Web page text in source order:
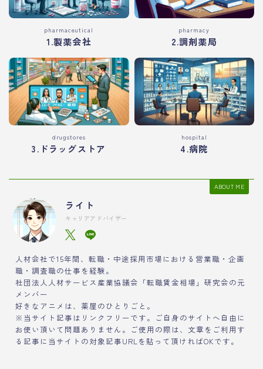
pharmaceutical
1.製薬会社
pharmacy
2.調剤薬局
drugstores
3.ドラッグストア
hospital
4.病院
ABOUT ME
ライト
キャリアアドバイザー
人材会社で15年間、転職・中途採用市場における営業職・企画
職・調査職の仕事を経験。
社団法人人材サービス産業協議会「転職賃金相場」研究会の元
メンバー
好きなアニメは、薬屋のひとりごと。
※当サイト記事はリンクフリーです。ご自身のサイトへ自由に
お使い頂いて問題ありません。ご使用の際は、文章をご利用す
る記事に当サイトの対象記事URLを貼って頂ければOKです。